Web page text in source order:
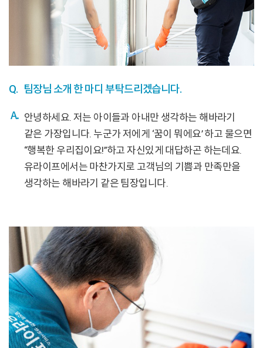
Q. 팀장님 소개 한 마디 부탁드리겠습니다.
안녕하세요. 저는 아이들과 아내만 생각하는 해바라기
같은 가장입니다. 누군가 저에게 ‘꿈이 뭐에요’ 하고 물으면
“행복한 우리집이요!”하고 자신있게 대답하곤 하는데요.
유라이프에서는 마찬가지로 고객님의 기쁨과 만족만을
생각하는 해바라기 같은 팀장입니다.